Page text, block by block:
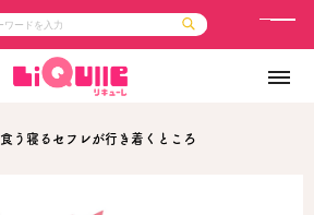
ライトノベル
ノベルスf
ロサージュノベルス
メ
食う寝るセフレが行き着くところ